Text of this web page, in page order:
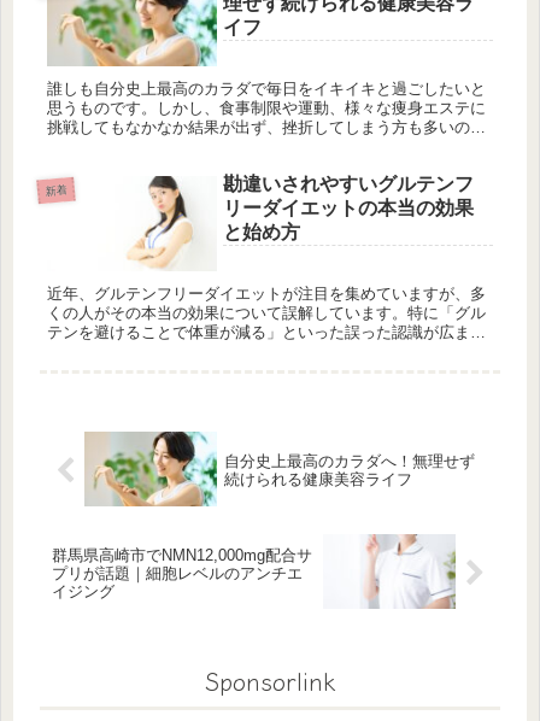
イフ
誰しも自分史上最高のカラダで毎日をイキイキと過ごしたいと
思うものです。しかし、食事制限や運動、様々な痩身エステに
挑戦してもなかなか結果が出ず、挫折してしまう方も多いので
新着
勘違いされやすいグルテンフ
リーダイエットの本当の効果
と始め方
近年、グルテンフリーダイエットが注目を集めていますが、多
くの人がその本当の効果について誤解しています。特に「グル
テンを避けることで体重が減る」といった誤った認識が広まっ
自分史上最高のカラダへ！無理せず
続けられる健康美容ライフ
群馬県高崎市でNMN12,000mg配合サ
プリが話題｜細胞レベルのアンチエ
イジング
Sponsorlink